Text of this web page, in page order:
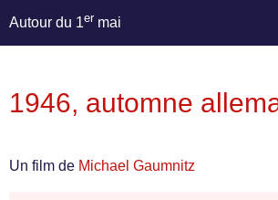
Autour du 1er mai
1946, automne
Un film de Michael Gaumnitz